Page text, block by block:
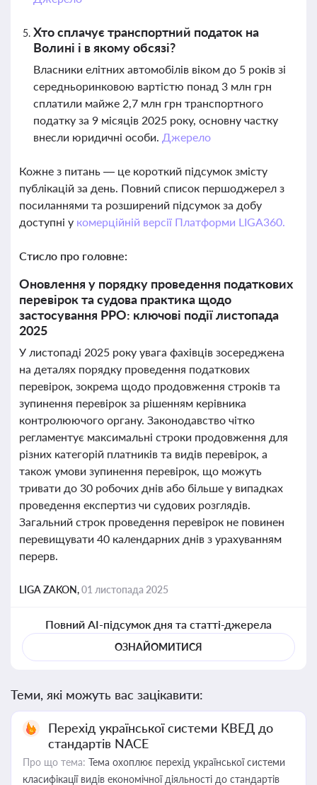
Хто сплачує транспортний податок на
Волині і в якому обсязі?
Власники елітних автомобілів віком до 5 років зі
середньоринковою вартістю понад 3 млн грн
сплатили майже 2,7 млн грн транспортного
податку за 9 місяців 2025 року, основну частку
внесли юридичні особи. Джерело
Кожне з питань — це короткий підсумок змісту
публікацій за день. Повний список першоджерел з
посиланнями та розширений підсумок за добу
доступні у комерційній версії Платформи LIGA360.
Стисло про головне:
Оновлення у порядку проведення податкових
перевірок та судова практика щодо
застосування РРО: ключові події листопада
2025
У листопаді 2025 року увага фахівців зосереджена
на деталях порядку проведення податкових
перевірок, зокрема щодо продовження строків та
зупинення перевірок за рішенням керівника
контролюючого органу. Законодавство чітко
регламентує максимальні строки продовження для
різних категорій платників та видів перевірок, а
також умови зупинення перевірок, що можуть
тривати до 30 робочих днів або більше у випадках
проведення експертиз чи судових розглядів.
Загальний строк проведення перевірок не повинен
перевищувати 40 календарних днів з урахуванням
перерв.
LIGA ZAKON,01 листопада 2025
Повний AI-підсумок дня та статті-джерела
ОЗНАЙОМИТИСЯ
Теми, які можуть вас зацікавити:
Перехід української системи КВЕД до
стандартів NACE
Про що тема: Тема охоплює перехід української системи
класифікації видів економічної діяльності до стандартів